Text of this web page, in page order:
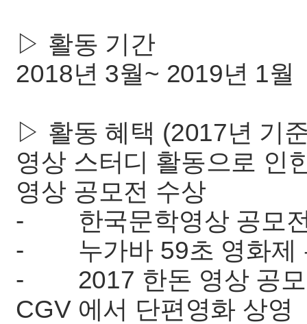
▷ 활동 기간
2018년 3월~ 2019년 1월
▷ 활동 혜택 (2017년 기
영상 스터디 활동으로 인
영상 공모전 수상
- 한국문학영상 공모
- 누가바 59초 영화제
- 2017 한돈 영상 공모
CGV 에서 단편영화 상영